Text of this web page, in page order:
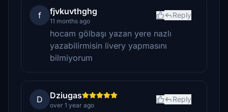
f fjvkuvthghg
11 months ago
Reply
hocam gölbaşı yazan yere nazlı
yazabilirmisin livery yapmasını
bilmiyorum
D Dziugas
over 1 year ago
Reply